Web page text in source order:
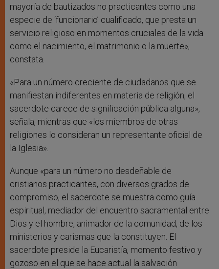
mayoría de bautizados no practicantes como una
especie de ‘funcionario’ cualificado, que presta un
servicio religioso en momentos cruciales de la vida
como el nacimiento, el matrimonio o la muerte»,
constata.
«Para un número creciente de ciudadanos que se
manifiestan indiferentes en materia de religión, el
sacerdote carece de significación pública alguna»,
señala, mientras que «los miembros de otras
religiones lo consideran un representante oficial de
la Iglesia».
Aunque «para un número no desdeñable de
cristianos practicantes, con diversos grados de
compromiso, el sacerdote se muestra como guía
espiritual, mediador del encuentro sacramental entre
Dios y el hombre, animador de la comunidad, de los
ministerios y carismas que la constituyen. El
sacerdote preside la Eucaristía, momento festivo y
gozoso en el que se hace actual la salvación